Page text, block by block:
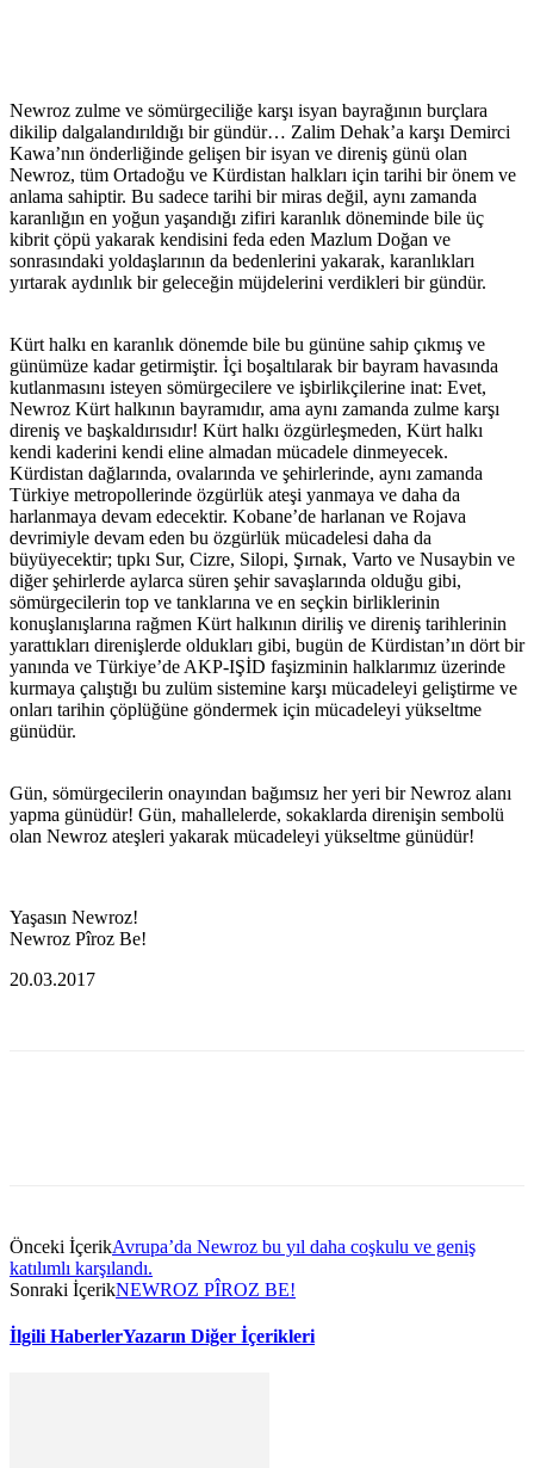
Newroz zulme ve sömürgeciliğe karşı isyan bayrağının burçlara
dikilip dalgalandırıldığı bir gündür… Zalim Dehak’a karşı Demirci
Kawa’nın önderliğinde gelişen bir isyan ve direniş günü olan
Newroz, tüm Ortadoğu ve Kürdistan halkları için tarihi bir önem ve
anlama sahiptir. Bu sadece tarihi bir miras değil, aynı zamanda
karanlığın en yoğun yaşandığı zifiri karanlık döneminde bile üç
kibrit çöpü yakarak kendisini feda eden Mazlum Doğan ve
sonrasındaki yoldaşlarının da bedenlerini yakarak, karanlıkları
yırtarak aydınlık bir geleceğin müjdelerini verdikleri bir gündür.
Kürt halkı en karanlık dönemde bile bu gününe sahip çıkmış ve
günümüze kadar getirmiştir. İçi boşaltılarak bir bayram havasında
kutlanmasını isteyen sömürgecilere ve işbirlikçilerine inat: Evet,
Newroz Kürt halkının bayramıdır, ama aynı zamanda zulme karşı
direniş ve başkaldırısıdır! Kürt halkı özgürleşmeden, Kürt halkı
kendi kaderini kendi eline almadan mücadele dinmeyecek.
Kürdistan dağlarında, ovalarında ve şehirlerinde, aynı zamanda
Türkiye metropollerinde özgürlük ateşi yanmaya ve daha da
harlanmaya devam edecektir. Kobane’de harlanan ve Rojava
devrimiyle devam eden bu özgürlük mücadelesi daha da
büyüyecektir; tıpkı Sur, Cizre, Silopi, Şırnak, Varto ve Nusaybin ve
diğer şehirlerde aylarca süren şehir savaşlarında olduğu gibi,
sömürgecilerin top ve tanklarına ve en seçkin birliklerinin
konuşlanışlarına rağmen Kürt halkının diriliş ve direniş tarihlerinin
yarattıkları direnişlerde oldukları gibi, bugün de Kürdistan’ın dört bir
yanında ve Türkiye’de AKP-IŞİD faşizminin halklarımız üzerinde
kurmaya çalıştığı bu zulüm sistemine karşı mücadeleyi geliştirme ve
onları tarihin çöplüğüne göndermek için mücadeleyi yükseltme
günüdür.
Gün, sömürgecilerin onayından bağımsız her yeri bir Newroz alanı
yapma günüdür! Gün, mahallelerde, sokaklarda direnişin sembolü
olan Newroz ateşleri yakarak mücadeleyi yükseltme günüdür!
Yaşasın Newroz!
Newroz Pîroz Be!
20.03.2017
Önceki İçerikAvrupa’da Newroz bu yıl daha coşkulu ve geniş
katılımlı karşılandı.
Sonraki İçerikNEWROZ PÎROZ BE!
İlgili HaberlerYazarın Diğer İçerikleri